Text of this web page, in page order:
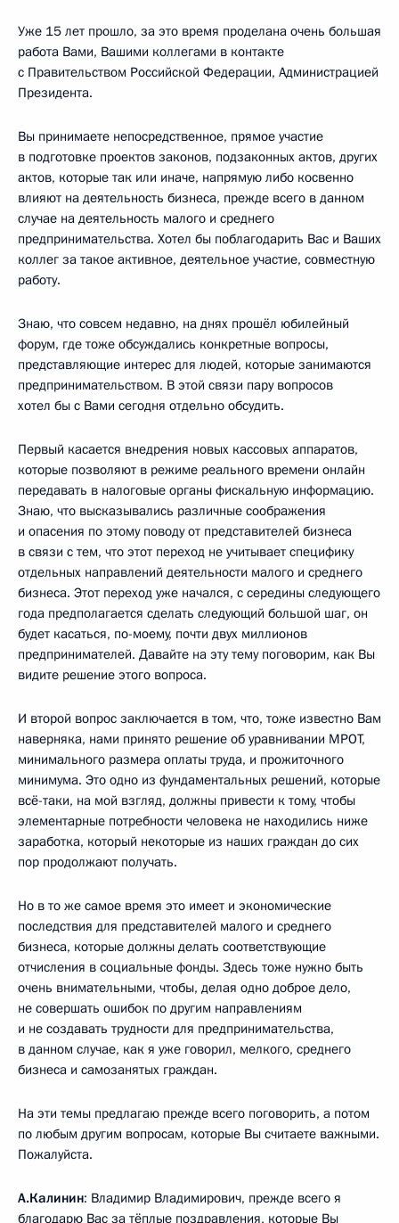
Уже 15 лет прошло, за это время проделана очень большая
работа Вами, Вашими коллегами в контакте
с Правительством Российской Федерации, Администрацией
Президента.
Вы принимаете непосредственное, прямое участие
в подготовке проектов законов, подзаконных актов, других
актов, которые так или иначе, напрямую либо косвенно
влияют на деятельность бизнеса, прежде всего в данном
случае на деятельность малого и среднего
предпринимательства. Хотел бы поблагодарить Вас и Ваших
коллег за такое активное, деятельное участие, совместную
работу.
Знаю, что совсем недавно, на днях прошёл юбилейный
форум, где тоже обсуждались конкретные вопросы,
представляющие интерес для людей, которые занимаются
предпринимательством. В этой связи пару вопросов
хотел бы с Вами сегодня отдельно обсудить.
Первый касается внедрения новых кассовых аппаратов,
которые позволяют в режиме реального времени онлайн
передавать в налоговые органы фискальную информацию.
Знаю, что высказывались различные соображения
и опасения по этому поводу от представителей бизнеса
в связи с тем, что этот переход не учитывает специфику
отдельных направлений деятельности малого и среднего
бизнеса. Этот переход уже начался, с середины следующего
года предполагается сделать следующий большой шаг, он
будет касаться, по-моему, почти двух миллионов
предпринимателей. Давайте на эту тему поговорим, как Вы
видите решение этого вопроса.
И второй вопрос заключается в том, что, тоже известно Вам
наверняка, нами принято решение об уравнивании МРОТ,
минимального размера оплаты труда, и прожиточного
минимума. Это одно из фундаментальных решений, которые
всё-таки, на мой взгляд, должны привести к тому, чтобы
элементарные потребности человека не находились ниже
заработка, который некоторые из наших граждан до сих
пор продолжают получать.
Но в то же самое время это имеет и экономические
последствия для представителей малого и среднего
бизнеса, которые должны делать соответствующие
отчисления в социальные фонды. Здесь тоже нужно быть
очень внимательными, чтобы, делая одно доброе дело,
не совершать ошибок по другим направлениям
и не создавать трудности для предпринимательства,
в данном случае, как я уже говорил, мелкого, среднего
бизнеса и самозанятых граждан.
На эти темы предлагаю прежде всего поговорить, а потом
по любым другим вопросам, которые Вы считаете важными.
Пожалуйста.
А.Калинин: Владимир Владимирович, прежде всего я
благодарю Вас за тёплые поздравления, которые Вы